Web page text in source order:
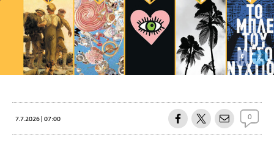
7.7.2026 | 07:00 0